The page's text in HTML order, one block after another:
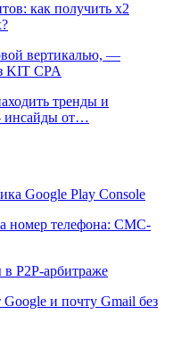
как получить х2
вертикалью, —
KIT CPA
тренды и
инсайды от…
Google Play Console
номер телефона: СМС-
P2P-арбитраже
Google и почту Gmail без